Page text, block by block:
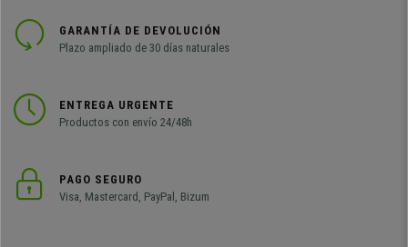
GARANTÍA DE DEVOLUCIÓN
Plazo ampliado de 30 días naturales
ENTREGA URGENTE
Productos con envío 24/48h
PAGO SEGURO
Visa, Mastercard, PayPal, Bizum